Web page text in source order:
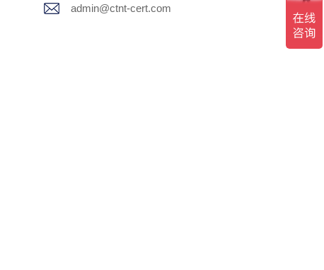
admin@ctnt-cert.com